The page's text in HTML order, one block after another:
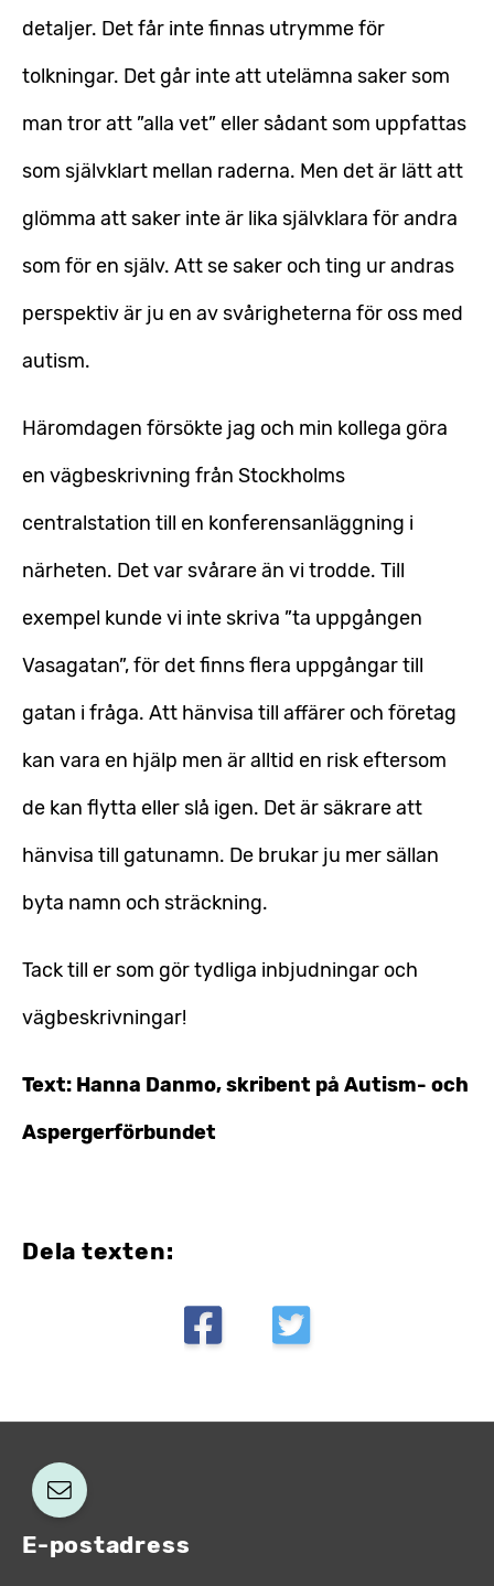
detaljer. Det får inte finnas utrymme för
tolkningar. Det går inte att utelämna saker som
man tror att ”alla vet” eller sådant som uppfattas
som självklart mellan raderna. Men det är lätt att
glömma att saker inte är lika självklara för andra
som för en själv. Att se saker och ting ur andras
perspektiv är ju en av svårigheterna för oss med
autism.
Häromdagen försökte jag och min kollega göra
en vägbeskrivning från Stockholms
centralstation till en konferensanläggning i
närheten. Det var svårare än vi trodde. Till
exempel kunde vi inte skriva ”ta uppgången
Vasagatan”, för det finns flera uppgångar till
gatan i fråga. Att hänvisa till affärer och företag
kan vara en hjälp men är alltid en risk eftersom
de kan flytta eller slå igen. Det är säkrare att
hänvisa till gatunamn. De brukar ju mer sällan
byta namn och sträckning.
Tack till er som gör tydliga inbjudningar och
vägbeskrivningar!
Text: Hanna Danmo, skribent på Autism- och
Aspergerförbundet
Dela texten:
E-postadress